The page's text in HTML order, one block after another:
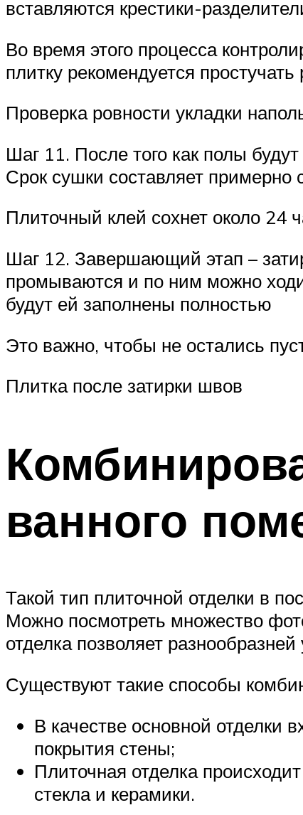
вставляются крестики-
Во время этого процесса
плитку рекомендуется
Проверка ровности укладки
Шаг 11. После того как полы
Срок сушки составляет примерно
Плиточный клей сохнет около 24
Шаг 12. Завершающий этап –
промываются и по ним можно
будут ей заполнены полностью
Это важно, чтобы не остались
Плитка после затирки швов
ванного
Такой тип плиточной отделки в
Можно посмотреть множество
отделка позволяет
Существуют такие способы
В качестве основной отделки
покрытия стены;
Плиточная отделка
стекла и керамики.